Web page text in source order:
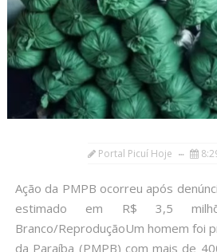
Portal Picuí Hoje
Ação da PMPB ocorreu após
estimado em R$ 3,5
Branco/ReproduçãoUm homem foi
da Paraíba (PMPB) com mais de